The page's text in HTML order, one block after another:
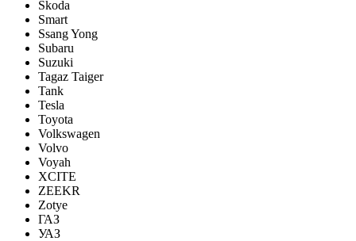
Skoda
Smart
Ssang Yong
Subaru
Suzuki
Tagaz Taiger
Tank
Tesla
Toyota
Volkswagen
Volvo
Voyah
XCITE
ZEEKR
Zotye
ГАЗ
УАЗ